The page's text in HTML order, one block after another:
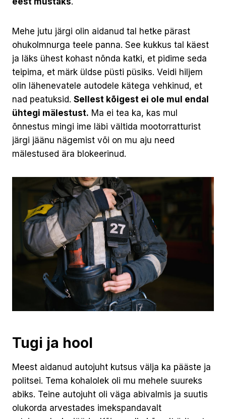
Mehe jutu järgi olin aidanud tal hetke pärast
ohukolmnurga teele panna. See kukkus tal käest
ja läks ühest kohast nõnda katki, et pidime seda
teipima, et märk üldse püsti püsiks. Veidi hiljem
olin lähenevatele autodele kätega vehkinud, et
nad peatuksid. Sellest kõigest ei ole mul endal
ühtegi mälestust. Ma ei tea ka, kas mul
õnnestus mingi ime läbi vältida mootorratturist
järgi jäänu nägemist või on mu aju need
mälestused ära blokeerinud.
Tugi ja hool
Meest aidanud autojuht kutsus välja ka pääste ja
politsei. Tema kohalolek oli mu mehele suureks
abiks. Teine autojuht oli väga abivalmis ja suutis
olukorda arvestades imekspandavalt